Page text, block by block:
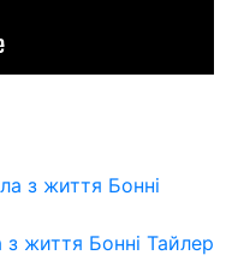
життя Бонні Тайлер